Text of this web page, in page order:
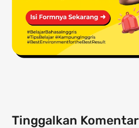
Tinggalkan Komentar